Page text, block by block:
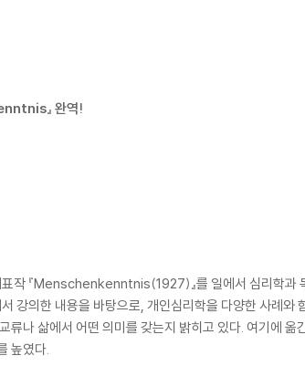
』 완역!
작 『Menschenkenntnis(1927)』를 일에서 심리학과
강의한 내용을 바탕으로, 개인심리학을 다양한 사례와
나 삶에서 어떤 의미를 갖는지 밝히고 있다. 여기에 옮
높였다.